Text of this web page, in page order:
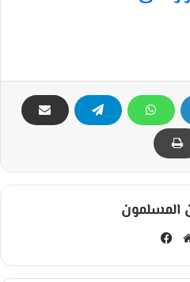
المسلمون
مو
الويوك